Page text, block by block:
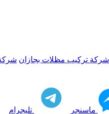
شركة تركيب مظلات بجازان
ماسنجر تليجرام